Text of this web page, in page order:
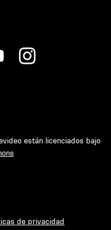
están licenciados bajo
de privacidad